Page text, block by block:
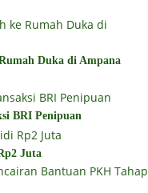
Duka di Ampana
BRI Penipuan
Juta